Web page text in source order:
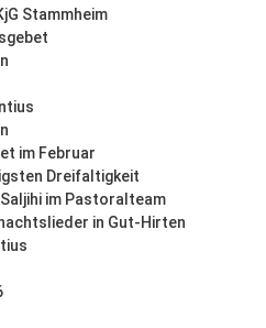
Stammheim
im Februar
Dreifaltigkeit
im Pastoralteam
in Gut-Hirten